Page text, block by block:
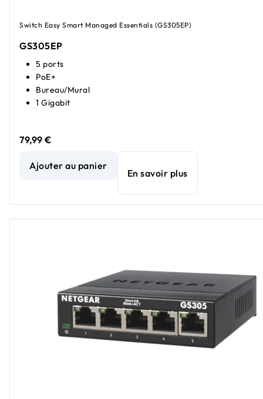
Switch Easy Smart Managed Essentials (GS305EP)
GS305EP
5 ports
PoE+
Bureau/Mural
1 Gigabit
79,99 €
Commutateur PoE+ Easy Smart Essentials Gigabit
Ajouter au panier
En savoir plus